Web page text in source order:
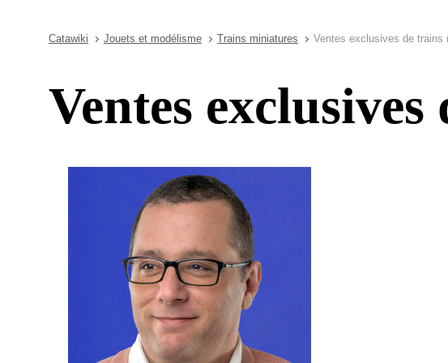
Catawiki Jouets et modélisme Trains miniatures Ventes exclusives de trains
Ventes